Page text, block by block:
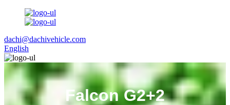
dachi@dachivehicle.com
English
Falcon G2+2